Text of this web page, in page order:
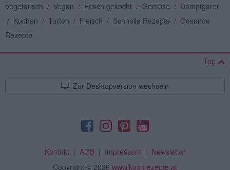
Vegetarisch / Vegan / Frisch gekocht / Gemüse / Dampfgarer
/ Kuchen / Torten / Fleisch / Schnelle Rezepte / Gesunde
Rezepte
Top
Zur Desktopversion wechseln
Kontakt| AGB| Impressum | Newsletter
Copyright © 2026 www.kochrezepte.at